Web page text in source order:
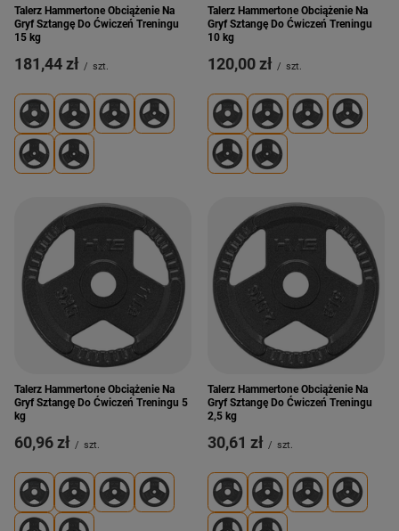
Talerz Hammertone Obciążenie Na
Gryf Sztangę Do Ćwiczeń Treningu
15 kg
181,44 zł / szt.
Talerz Hammertone Obciążenie Na
Gryf Sztangę Do Ćwiczeń Treningu
10 kg
120,00 zł / szt.
Talerz Hammertone Obciążenie Na
Gryf Sztangę Do Ćwiczeń Treningu 5
kg
60,96 zł / szt.
Talerz Hammertone Obciążenie Na
Gryf Sztangę Do Ćwiczeń Treningu
2,5 kg
30,61 zł / szt.